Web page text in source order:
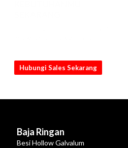
Hubungi Sales Sekarang
Baja Ringan
Besi Hollow Galvalum